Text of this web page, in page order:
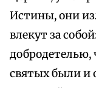
Истины, они
влекут за
святых были и